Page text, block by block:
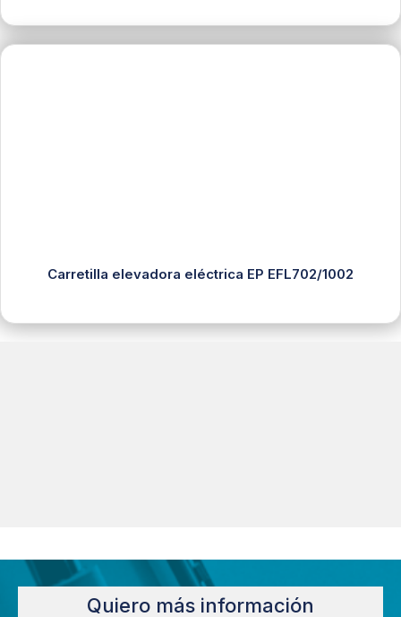
Carretilla elevadora eléctrica EP EFL702/1002
Quiero más información